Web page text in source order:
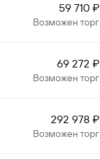
59 710 ₽
Возможен торг
69 272 ₽
Возможен торг
292 978 ₽
Возможен торг